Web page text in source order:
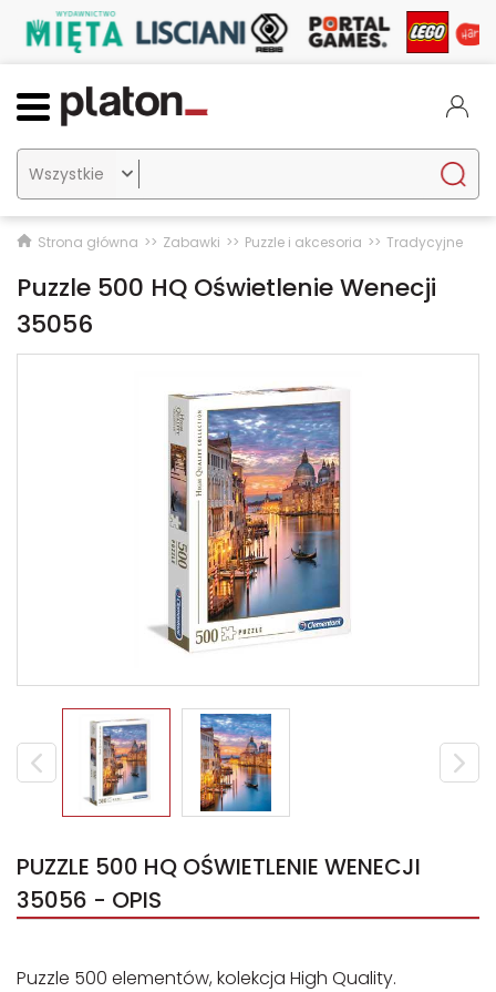

Strona główna Zabawki Puzzle i akcesoria Tradycyjne
Puzzle 500 HQ Oświetlenie Wenecji
35056
PUZZLE 500 HQ OŚWIETLENIE WENECJI
35056 - OPIS
Puzzle 500 elementów, kolekcja High Quality.